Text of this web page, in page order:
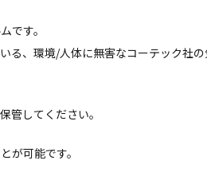
です。
る、環境/人体に無害なコーテック社
管してください。
が可能です。